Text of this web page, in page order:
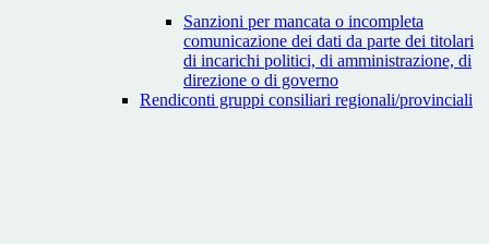
Sanzioni per mancata o incompleta
comunicazione dei dati da parte dei titolari
di incarichi politici, di amministrazione, di
direzione o di governo
Rendiconti gruppi consiliari regionali/provinciali